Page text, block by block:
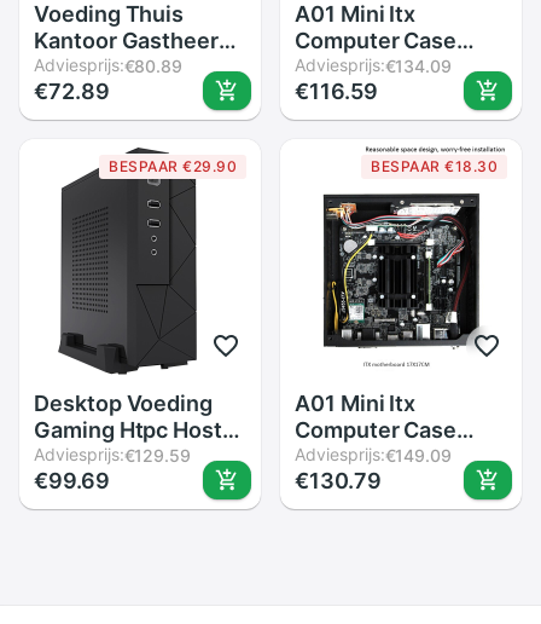
Voeding Thuis
Kantoor Gastheer
Behuizing Htpc
Computer Case Pc
Chassis Mini Itx
Adviesprijs:€80.89
€72.89
A01 Mini Itx
Computer Case
Chassis Aluminium
Aktetas Home
Theater AC-DC Htpc
Computer Doos
Desktop Pc
Behuizing
Adviesprijs:€134.09
€116.59
BESPAAR €29.90
Desktop Voeding
Gaming Htpc Host
Kantoor Thuis 2.0
Usb Mini Itx Met
Radiator Gat
Adviesprijs:€129.59
€99.69
BESPAAR €18.30
A01 Mini Itx
Computer Case
Chassis Aluminium
Aktetas Home
Theater AC-DC Htpc
Adviesprijs:€149.09
€130.79